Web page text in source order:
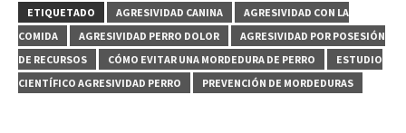
ETIQUETADO
AGRESIVIDAD CANINA
AGRESIVIDAD CON LA
COMIDA
AGRESIVIDAD PERRO DOLOR
AGRESIVIDAD POR POSESIÓN
DE RECURSOS
CÓMO EVITAR UNA MORDEDURA DE PERRO
ESTUDIO
CIENTÍFICO AGRESIVIDAD PERRO
PREVENCIÓN DE MORDEDURAS